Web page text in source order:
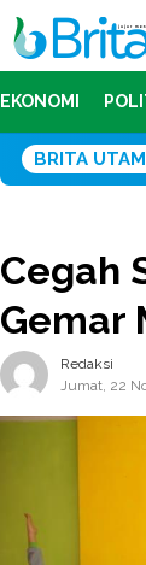
EKONOMI
BRITA
Cegah
Gemar
Redaksi
Jumat, 22